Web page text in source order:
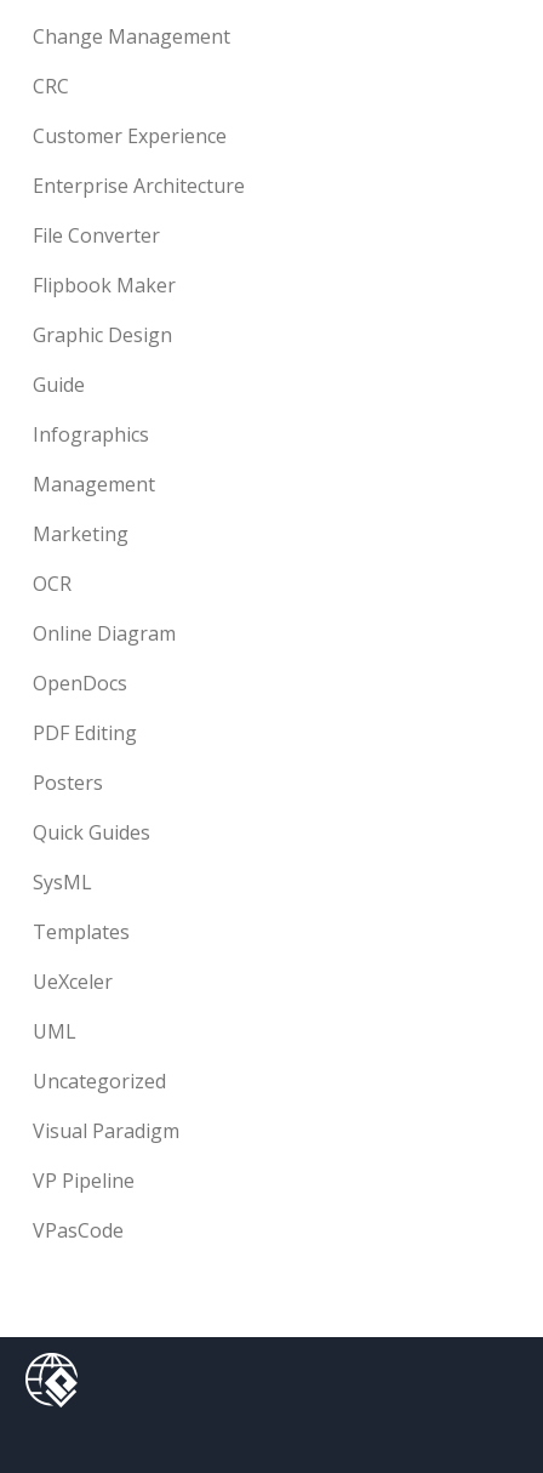
Change Management
CRC
Customer Experience
Enterprise Architecture
File Converter
Flipbook Maker
Graphic Design
Guide
Infographics
Management
Marketing
OCR
Online Diagram
OpenDocs
PDF Editing
Posters
Quick Guides
SysML
Templates
UeXceler
UML
Uncategorized
Visual Paradigm
VP Pipeline
VPasCode